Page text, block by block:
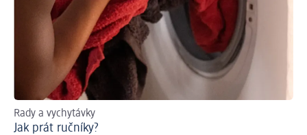
Rady a vychytávky
Jak prát ručníky?